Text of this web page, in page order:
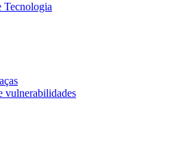
Tecnologia
vulnerabilidades